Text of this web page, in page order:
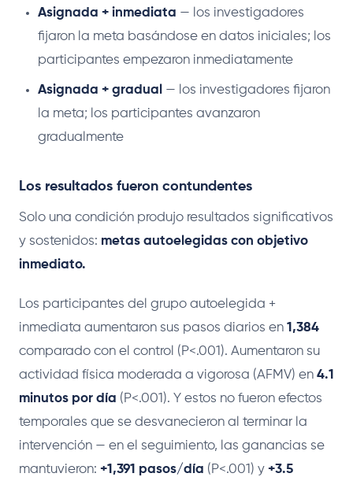
Asignada + inmediata — los investigadores
fijaron la meta basándose en datos iniciales; los
participantes empezaron inmediatamente
Asignada + gradual — los investigadores fijaron
la meta; los participantes avanzaron
gradualmente
Los resultados fueron contundentes
Solo una condición produjo resultados significativos
y sostenidos: metas autoelegidas con objetivo
inmediato.
Los participantes del grupo autoelegida +
inmediata aumentaron sus pasos diarios en 1,384
comparado con el control (P<.001). Aumentaron su
actividad física moderada a vigorosa (AFMV) en 4.1
minutos por día (P<.001). Y estos no fueron efectos
temporales que se desvanecieron al terminar la
intervención — en el seguimiento, las ganancias se
mantuvieron: +1,391 pasos/día (P<.001) y +3.5